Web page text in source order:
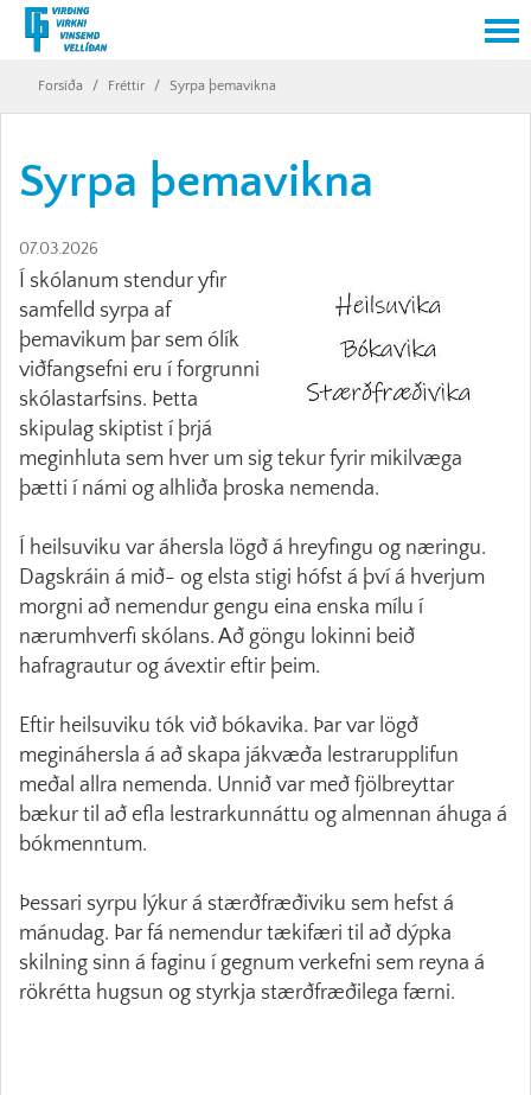
Forsíða / Fréttir / Syrpa þemavikna
Syrpa þemavikna
07.03.2026
Í skólanum stendur yfir
samfelld syrpa af
þemavikum þar sem ólík
viðfangsefni eru í forgrunni
skólastarfsins. Þetta
skipulag skiptist í þrjá
meginhluta sem hver um sig tekur fyrir mikilvæga
þætti í námi og alhliða þroska nemenda.
Í heilsuviku var áhersla lögð á hreyfingu og næringu.
Dagskráin á mið- og elsta stigi hófst á því á hverjum
morgni að nemendur gengu eina enska mílu í
nærumhverfi skólans. Að göngu lokinni beið
hafragrautur og ávextir eftir þeim.
Eftir heilsuviku tók við bókavika. Þar var lögð
megináhersla á að skapa jákvæða lestrarupplifun
meðal allra nemenda. Unnið var með fjölbreyttar
bækur til að efla lestrarkunnáttu og almennan áhuga á
bókmenntum.
Þessari syrpu lýkur á stærðfræðiviku sem hefst á
mánudag. Þar fá nemendur tækifæri til að dýpka
skilning sinn á faginu í gegnum verkefni sem reyna á
rökrétta hugsun og styrkja stærðfræðilega færni.